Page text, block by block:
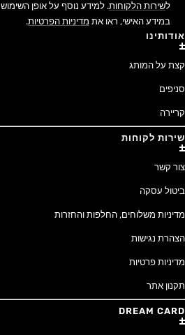
לשירות הלקוחות. למידע נוסף על אופן השימוש
במידע האישי, ראו את מדיניות הפרטיות.
אודותינו
קצת על המותג
סניפים
קריירה
שירות לקוחות
צור קשר
ביטול עסקה
מדיניות משלוחים, החלפות והחזרות
הצהרת נגישות
מדיניות פרטיות
תקנון אתר
DREAM CARD